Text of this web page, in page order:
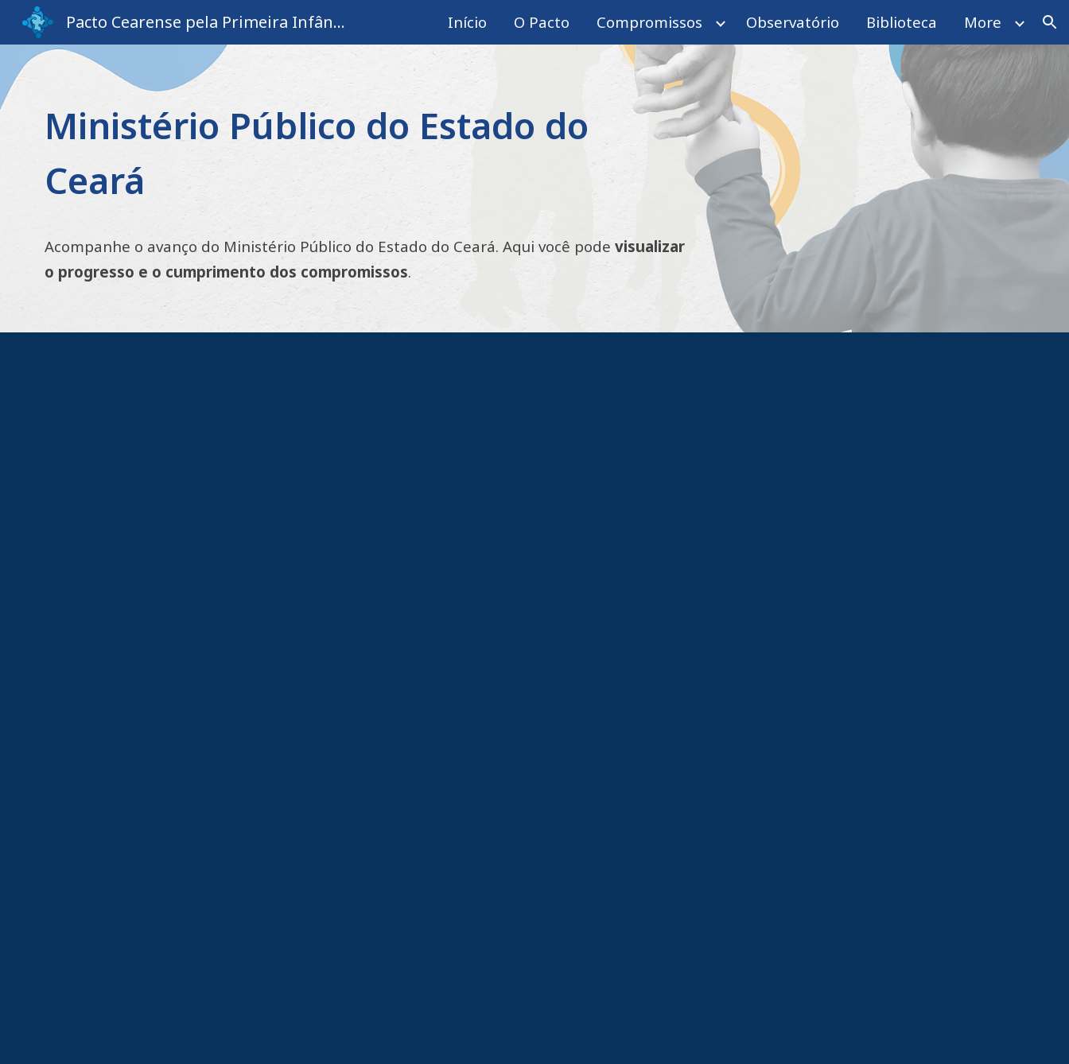
Skip to main content Skip to navigation
Pacto Cearense pela Primeira Infância Início O Pacto Compromissos Observatório Biblioteca More
Ministério Público do Estado do
Ceará
Acompanhe o avanço do Ministério Público do Estado do Ceará. Aqui você pode visualizar
o progresso e o cumprimento dos compromissos.